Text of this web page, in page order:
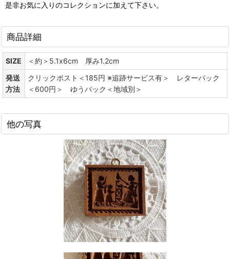
是非お気に入りのコレクションに加えて下さい。
商品詳細
SIZE
＜約＞5.1x6cm 厚み1.2cm
発送
方法
クリックポスト＜185円 ※追跡サービス有＞ レターパック
＜600円＞ ゆうパック＜地域別＞
他の写真